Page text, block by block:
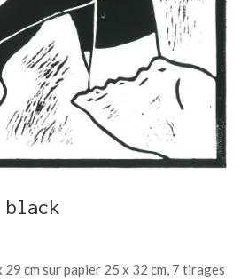
black
cm sur papier 25 x 32 cm, 7 tirages